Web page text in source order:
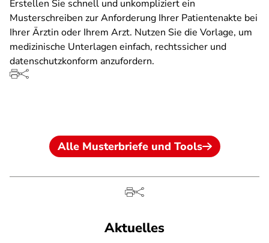
Erstellen Sie schnell und unkompliziert ein
Musterschreiben zur Anforderung Ihrer Patientenakte bei
Ihrer Ärztin oder Ihrem Arzt. Nutzen Sie die Vorlage, um
medizinische Unterlagen einfach, rechtssicher und
datenschutzkonform anzufordern.
Alle Musterbriefe und Tools
Aktuelles